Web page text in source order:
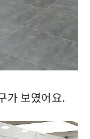
가 보였어요.